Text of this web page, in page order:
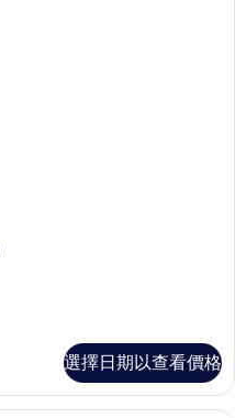
選擇日期以查看價格